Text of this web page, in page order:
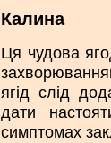
Калина
Ця чудова
ягід слід
дати
симптомах